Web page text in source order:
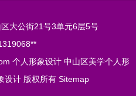
大公街21号3单元6层5号
个人形象设计 中山区美学个人形
设计 版权所有 Sitemap